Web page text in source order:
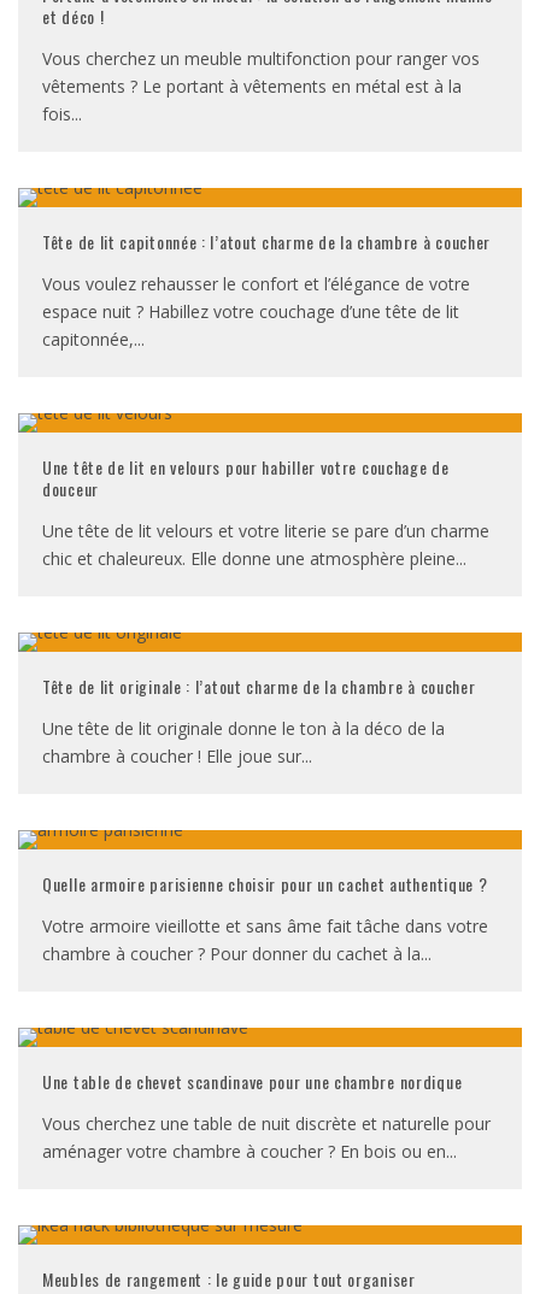
et déco !
Vous cherchez un meuble multifonction pour ranger vos
vêtements ? Le portant à vêtements en métal est à la
fois...
Tête de lit capitonnée : l’atout charme de la chambre à coucher
Vous voulez rehausser le confort et l’élégance de votre
espace nuit ? Habillez votre couchage d’une tête de lit
capitonnée,...
Une tête de lit en velours pour habiller votre couchage de
douceur
Une tête de lit velours et votre literie se pare d’un charme
chic et chaleureux. Elle donne une atmosphère pleine...
Tête de lit originale : l’atout charme de la chambre à coucher
Une tête de lit originale donne le ton à la déco de la
chambre à coucher ! Elle joue sur...
Quelle armoire parisienne choisir pour un cachet authentique ?
Votre armoire vieillotte et sans âme fait tâche dans votre
chambre à coucher ? Pour donner du cachet à la...
Une table de chevet scandinave pour une chambre nordique
Vous cherchez une table de nuit discrète et naturelle pour
aménager votre chambre à coucher ? En bois ou en...
Meubles de rangement : le guide pour tout organiser